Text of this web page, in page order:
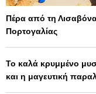
Πέρα από τη
Πορτογαλίας
Το καλά κρυμμένο
και η μαγευτική